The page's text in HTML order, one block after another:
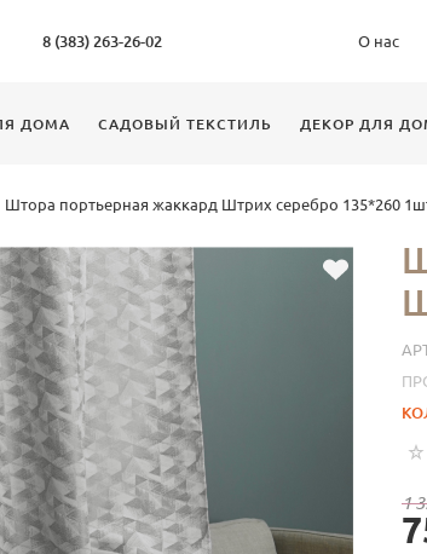
8 (383) 263-26-02 О нас
ДОМА САДОВЫЙ ТЕКСТИЛЬ ДЕКОР ДЛЯ
Штора портьерная жаккард Штрих серебро 135*260
1